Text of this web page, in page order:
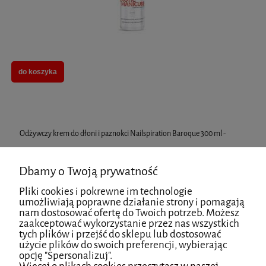
do koszyka
Odżywczy krem do dłoni i paznokci Nailspiration Baroque 300 ml -
Dbamy o Twoją prywatność
Pliki cookies i pokrewne im technologie
umożliwiają poprawne działanie strony i pomagają
nam dostosować ofertę do Twoich potrzeb. Możesz
zaakceptować wykorzystanie przez nas wszystkich
tych plików i przejść do sklepu lub dostosować
użycie plików do swoich preferencji, wybierając
opcję "Spersonalizuj".